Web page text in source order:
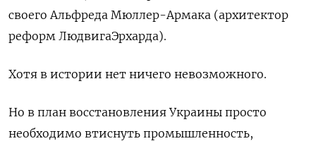
своего Альфреда Мюллер-Армака (архитектор
реформ ЛюдвигаЭрхарда).
Хотя в истории нет ничего невозможного.
Но в план восстановления Украины просто
необходимо втиснуть промышленность,